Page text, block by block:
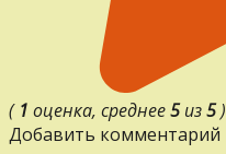
( 1 оценка, среднее5из5)
Добавить комментарий